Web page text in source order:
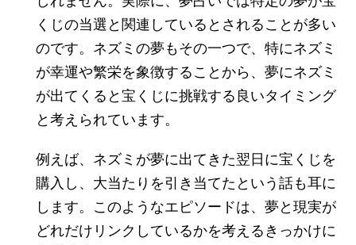
くじの当選と関連しているとされることが多い
のです。ネズミの夢もその一つで、特にネズミ
が幸運や繁栄を象徴することから、夢にネズミ
が出てくると宝くじに挑戦する良いタイミング
と考えられています。
例えば、ネズミが夢に出てきた翌日に宝くじを
購入し、大当たりを引き当てたという話も耳に
します。このようなエピソードは、夢と現実が
どれだけリンクしているかを考えるきっかけに